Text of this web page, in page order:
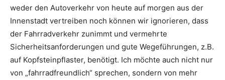
weder den Autoverkehr von heute auf morgen aus der
Innenstadt vertreiben noch können wir ignorieren, dass
der Fahrradverkehr zunimmt und vermehrte
Sicherheitsanforderungen und gute Wegeführungen, z.B.
auf Kopfsteinpflaster, benötigt. Ich möchte auch nicht nur
von „fahrradfreundlich“ sprechen, sondern von mehr